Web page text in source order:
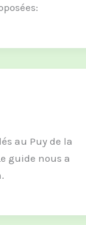
au Puy de la
guide nous a